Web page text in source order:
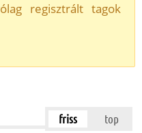
regisztrált tagok
friss top